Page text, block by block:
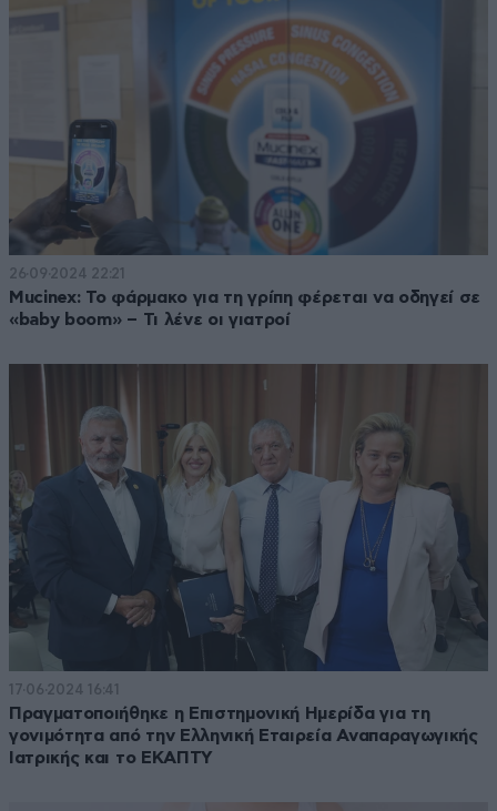
26·09·2024 22:21
Mucinex: Το φάρμακο για τη γρίπη φέρεται να οδηγεί σε
«baby boom» – Τι λένε οι γιατροί
17·06·2024 16:41
Πραγματοποιήθηκε η Επιστημονική Ημερίδα για τη
γονιμότητα από την Ελληνική Εταιρεία Αναπαραγωγικής
Ιατρικής και το ΕΚΑΠΤΥ